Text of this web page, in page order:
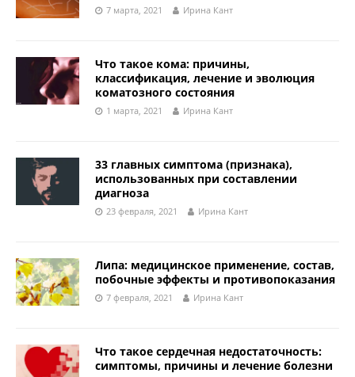
7 марта, 2021 Ирина Кант
Что такое кома: причины,
классификация, лечение и эволюция
коматозного состояния
1 марта, 2021 Ирина Кант
33 главных симптома (признака),
использованных при составлении
диагноза
23 февраля, 2021 Ирина Кант
Липа: медицинское применение, состав,
побочные эффекты и противопоказания
7 февраля, 2021 Ирина Кант
Что такое сердечная недостаточность:
симптомы, причины и лечение болезни